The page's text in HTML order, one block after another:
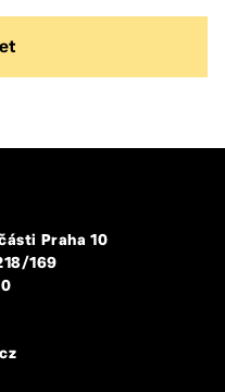
Praha 10
169